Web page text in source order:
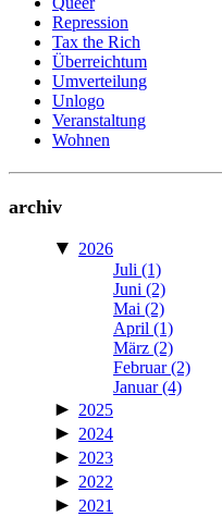
Repression
Tax the Rich
Überreichtum
Umverteilung
Unlogo
Veranstaltung
Wohnen
archiv
▼ 2026
Juli (1)
Juni (2)
Mai (2)
April (1)
März (2)
Februar(2)
Januar(4)
► 2025
► 2024
► 2023
► 2022
► 2021